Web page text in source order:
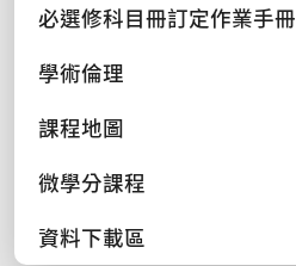
必選修科目冊訂定作業手冊
學術倫理
課程地圖
微學分課程
資料下載區